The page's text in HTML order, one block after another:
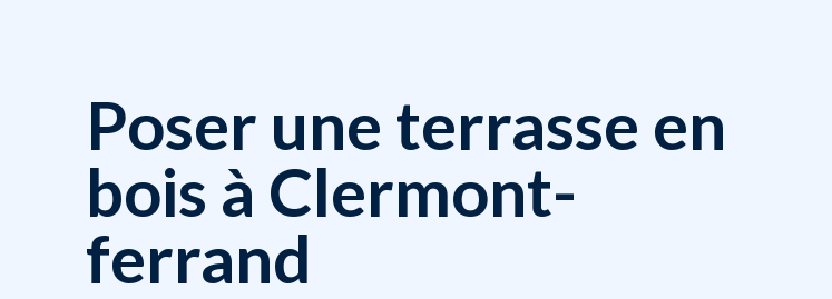
Poser une terrasse en
bois à Clermont-
ferrand